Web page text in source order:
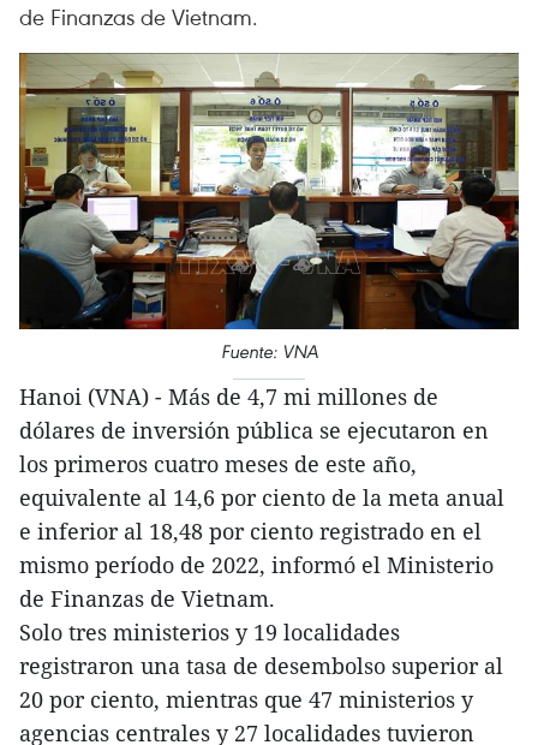
de Finanzas de Vietnam.
Fuente: VNA
Hanoi (VNA) - Más de 4,7 mi millones de
dólares de inversión pública se ejecutaron en
los primeros cuatro meses de este año,
equivalente al 14,6 por ciento de la meta anual
e inferior al 18,48 por ciento registrado en el
mismo período de 2022, informó el Ministerio
de Finanzas de Vietnam.
Solo tres ministerios y 19 localidades
registraron una tasa de desembolso superior al
20 por ciento, mientras que 47 ministerios y
agencias centrales y 27 localidades tuvieron